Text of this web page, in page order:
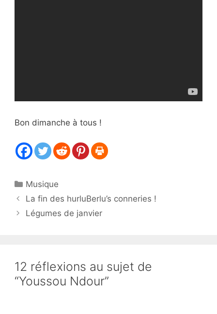
Bon dimanche à tous !
Catégories
Musique
La fin des hurluBerlu’s conneries !
Légumes de janvier
12 réflexions au sujet de
“Youssou Ndour”